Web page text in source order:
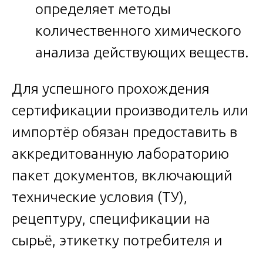
определяет методы
количественного химического
анализа действующих веществ.
Для успешного прохождения
сертификации производитель или
импортёр обязан предоставить в
аккредитованную лабораторию
пакет документов, включающий
технические условия (ТУ),
рецептуру, спецификации на
сырьё, этикетку потребителя и